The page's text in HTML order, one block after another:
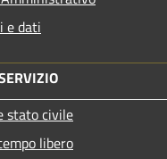
e dati
stato civile
libero